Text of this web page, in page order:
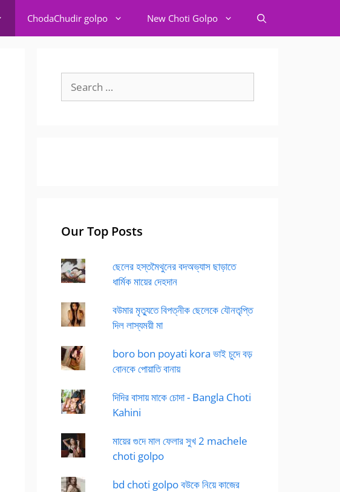
ChodaChudir golpo New Choti Golpo
for:
Our Top Posts
ছেলের হস্তমৈথুনের বদঅভ্যাস ছাড়াতে
ধার্মিক মায়ের দেহদান
বউমার মৃত্যুতে বিপত্নীক ছেলেকে যৌনতৃপ্তি
দিল লাস্যময়ী মা
boro bon poyati kora ভাই চুদে বড়
বোনকে পোয়াতি বানায়
দিদির বাসায় মাকে চোদা - Bangla Choti
Kahini
মায়ের গুদে মাল ফেলার সুখ 2 machele
choti golpo
bd choti golpo বউকে নিয়ে কাজের